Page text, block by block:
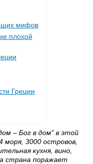
мифов
плохой
Греции
– Бог в дом” в этой
3000 островов,
кухня, вино,
страна поражает